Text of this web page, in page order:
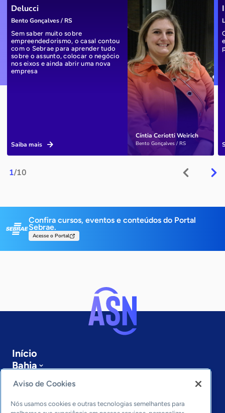
1/10
Cíntia Ceriotti Weirich
Bento Gonçalves / RS
Delucci
Bento Gonçalves / RS
Sem saber muito sobre
empreendedorismo, o casal contou
com o Sebrae para aprender tudo
sobre o assunto, colocar o negócio
nos eixos e ainda abrir uma nova
empresa
Saiba mais
Confira cursos, eventos e conteúdos do Portal
Sebrae.
Acesse o Portal
Início
Bahia
Sobre a ASN
Últimas notícias
Entre em contato
Aviso de Cookies
Nós usamos cookies e outras tecnologias semelhantes para